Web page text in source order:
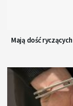
Mają dość